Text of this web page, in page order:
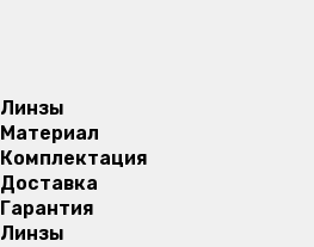
Линзы
Материал
Комплектация
Доставка
Гарантия
Линзы